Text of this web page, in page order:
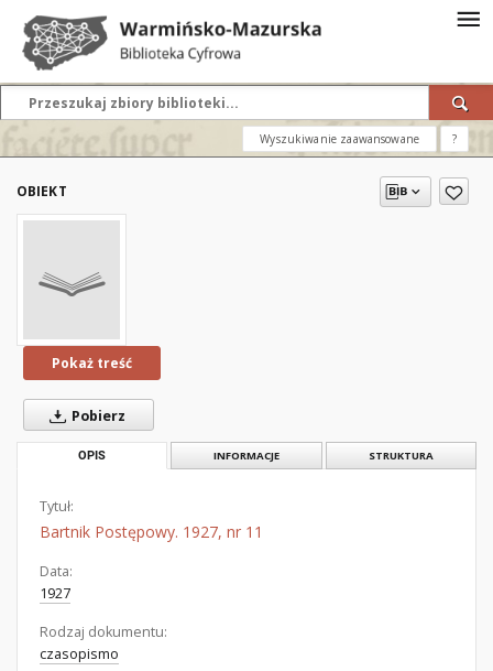
Wyszukiwanie zaawansowane ?
OBIEKT
Pokaż treść
Pobierz
OPIS INFORMACJE STRUKTURA
Tytuł:
Bartnik Postępowy. 1927, nr 11
Data:
1927
Rodzaj dokumentu:
czasopismo